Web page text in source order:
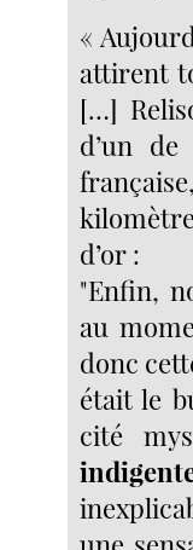
«
attirent
[…]
d’un
d’or :
"Enfin,
au
donc
était le
cité